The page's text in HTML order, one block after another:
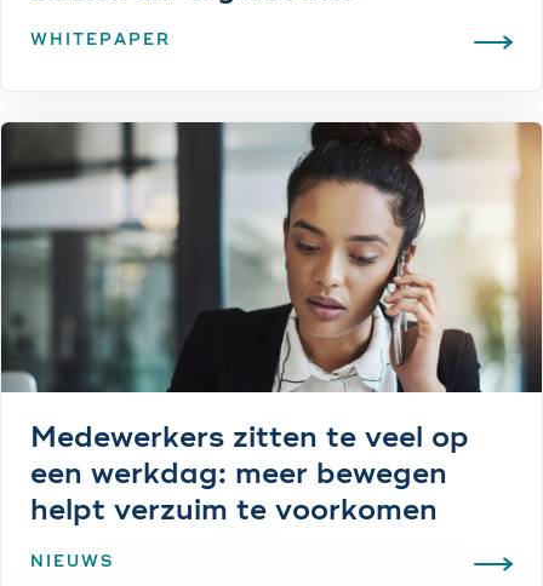
WHITEPAPER
Medewerkers zitten te veel op
een werkdag: meer bewegen
helpt verzuim te voorkomen
NIEUWS